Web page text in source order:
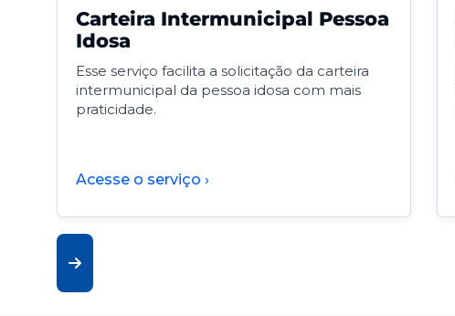
Carteira Intermunicipal Pessoa
Idosa
Esse serviço facilita a solicitação da carteira
intermunicipal da pessoa idosa com mais
praticidade.
Acesse o serviço ›